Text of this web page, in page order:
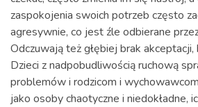
zaspokojenia swoich potrzeb często
agresywnie, co jest źle odbierane
Odczuwają też głębiej brak akceptacji,
Dzieci z nadpobudliwością ruchową
problemów i rodzicom i
jako osoby chaotyczne i niedokładne,